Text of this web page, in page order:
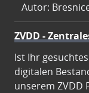
Autor:
ZVDD -
Ist Ihr
digitalen
unserem ZVDD